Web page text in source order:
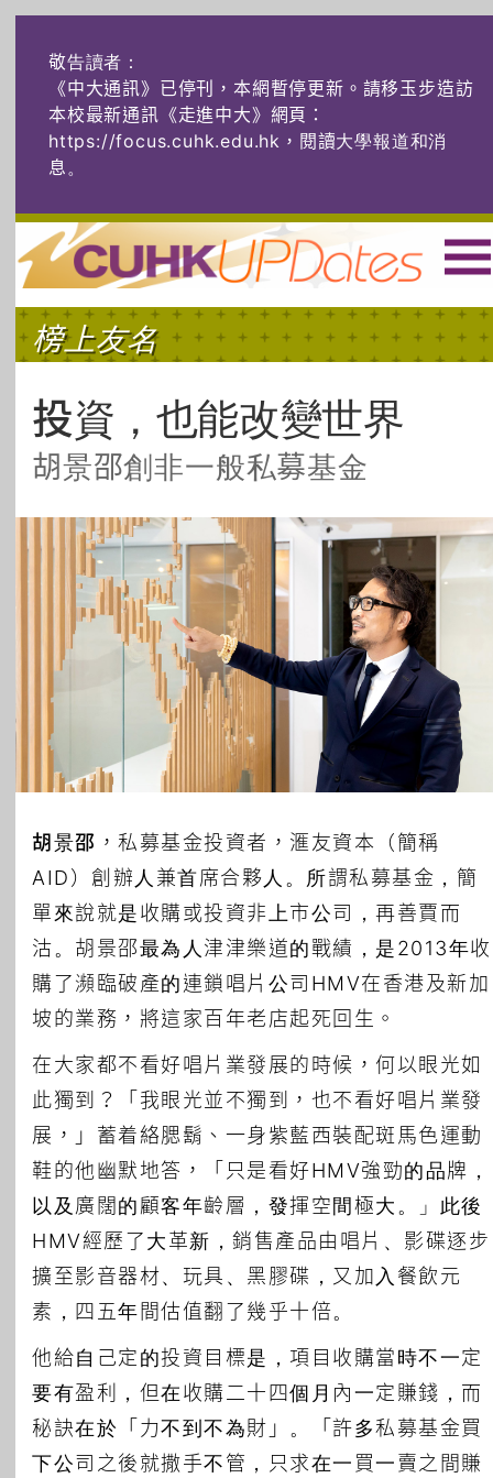
敬告讀者：
《中大通訊》已停刊，本網暫停更新。請移玉步造訪
本校最新通訊《走進中大》網頁：
https://focus.cuhk.edu.hk，閱讀大學報道和消
息。
主頁 | ENG | 简体 |
頭條 榜上友名 學術探奇
社創薈動 六物窺人
AI：人算不如
機算？
藝士匹靈 雅共賞
榜上友名
投資，也能改變世界
胡景邵創非一般私募基金
胡景邵 ，私募基金投資者，滙友資本（簡稱
AID）創辦人兼首席合夥人。所謂私募基金，簡
單來說就是收購或投資非上市公司，再善賈而
沽。胡景邵最為人津津樂道的戰績，是2013年收
購了瀕臨破產的連鎖唱片公司HMV在香港及新加
坡的業務，將這家百年老店起死回生。
在大家都不看好唱片業發展的時候，何以眼光如
此獨到？「我眼光並不獨到，也不看好唱片業發
展，」蓄着絡腮鬍、一身紫藍西裝配斑馬色運動
鞋的他幽默地答，「只是看好HMV強勁的品牌，
以及廣闊的顧客年齡層，發揮空間極大。」此後
HMV經歷了大革新，銷售產品由唱片、影碟逐步
擴至影音器材、玩具、黑膠碟，又加入餐飲元
素，四五年間估值翻了幾乎十倍。
他給自己定的投資目標是，項目收購當時不一定
要有盈利，但在收購二十四個月內一定賺錢，而
秘訣在於「力不到不為財」。「許多私募基金買
下公司之後就撒手不管，只求在一買一賣之間賺